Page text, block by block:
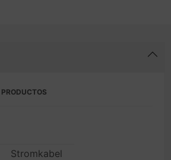
Stromkabel